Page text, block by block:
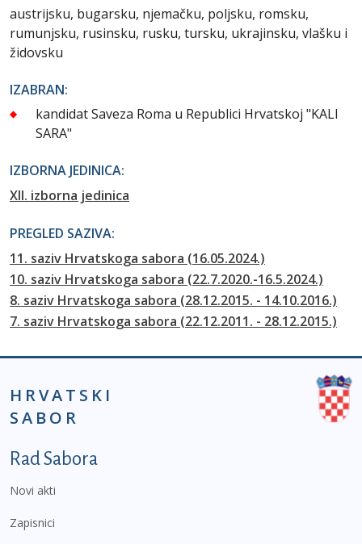
austrijsku, bugarsku, njemačku, poljsku, romsku,
rumunjsku, rusinsku, rusku, tursku, ukrajinsku, vlašku i
židovsku
IZABRAN:
kandidat Saveza Roma u Republici Hrvatskoj "KALI
SARA"
IZBORNA JEDINICA:
XII. izborna jedinica
PREGLED SAZIVA:
11. saziv Hrvatskoga sabora (16.05.2024.)
10. saziv Hrvatskoga sabora (22.7.2020.-16.5.2024.)
8. saziv Hrvatskoga sabora (28.12.2015. - 14.10.2016.)
7. saziv Hrvatskoga sabora (22.12.2011. - 28.12.2015.)
HRVATSKI
SABOR
Podnožje prvi izbornik
Rad Sabora
Novi akti
Zapisnici